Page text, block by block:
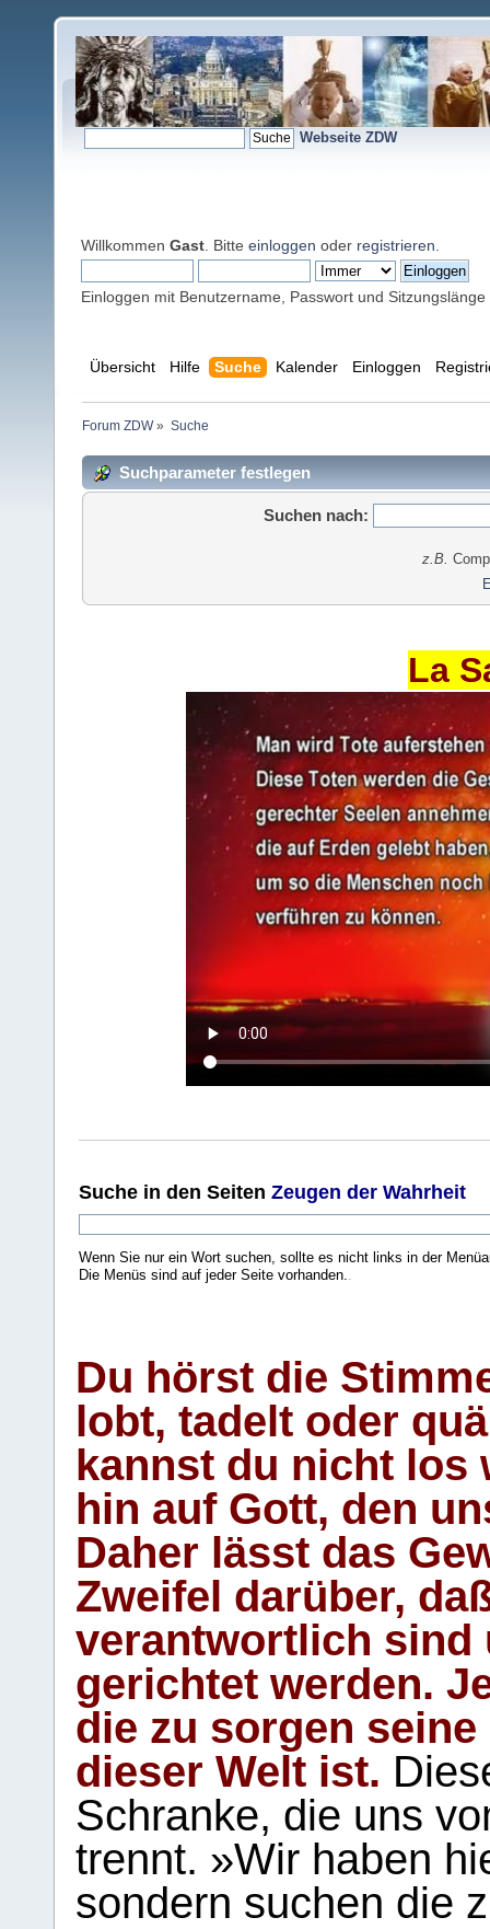
Webseite ZDW
Willkommen Gast . Bitte einloggen oder registrieren
Einloggen mit Benutzername, Passwort und Sitzungslänge
Übersicht Hilfe Suche Kalender Einloggen
Forum ZDW» Suche
Suchparameter festlegen
Suchen nach:
z.B.
La
Suche in den Seiten Zeugen der Wahrheit
Wenn Sie nur ein Wort suchen, sollte es nicht links in der
Die Menüs sind auf jeder Seite vorhanden..
Du hörst die
lobt, tadelt oder
kannst du nicht los
hin auf Gott, den
Daher lässt das
Zweifel darüber,
verantwortlich sind
gerichtet werden.
die zu sorgen
dieser Welt ist.
Schranke, die uns
trennt. »Wir haben
sondern suchen die